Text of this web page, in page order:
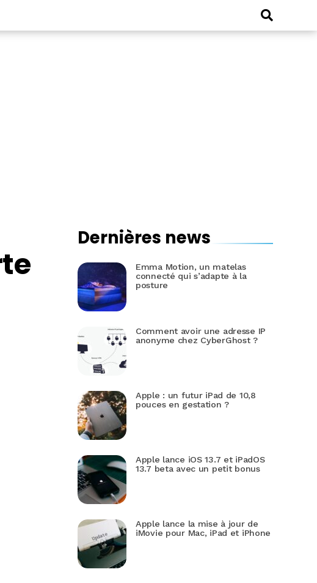
Dernières news
Emma Motion, un matelas
connecté qui s’adapte à la
posture
Comment avoir une adresse IP
anonyme chez CyberGhost ?
Apple : un futur iPad de 10,8
pouces en gestation ?
Apple lance iOS 13.7 et iPadOS
13.7 beta avec un petit bonus
Apple lance la mise à jour de
iMovie pour Mac, iPad et iPhone